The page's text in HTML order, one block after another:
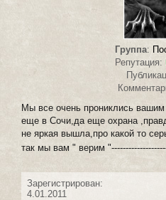
Группа:
Репутация:
Мы все очень прониклись
еще в Сочи,да еще охрана
не яркая вышла,про какой то
так мы вам " верим
Зарегистрирован:
4.01.2011